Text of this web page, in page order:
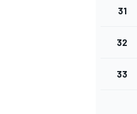
31
32
33